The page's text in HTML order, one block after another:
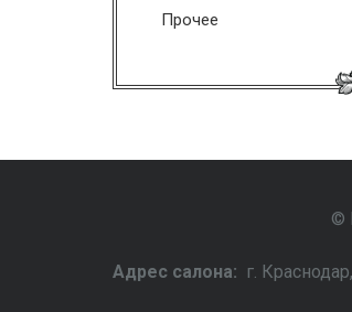
Прочее
©
Адрес салона: г.